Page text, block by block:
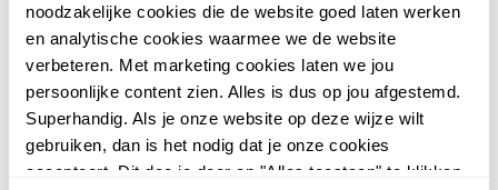
noodzakelijke cookies die de website goed laten werken
en analytische cookies waarmee we de website
verbeteren. Met marketing cookies laten we jou
persoonlijke content zien. Alles is dus op jou afgestemd.
Superhandig. Als je onze website op deze wijze wilt
gebruiken, dan is het nodig dat je onze cookies
accepteert. Dit doe je door op "Alles toestaan" te klikken.